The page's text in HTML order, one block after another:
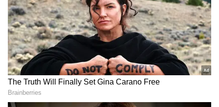
బంగాళాఖాతంలో అల్పపీడనం...ఇక ఏపీలో
దంచుడే | Asianet News Telugu